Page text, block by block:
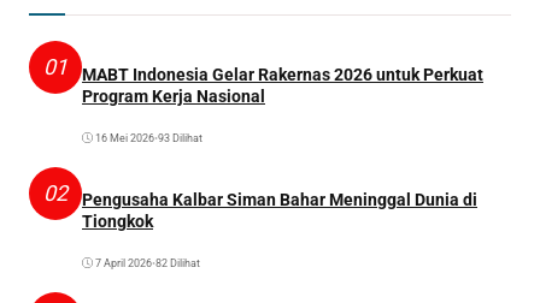
01
MABT Indonesia Gelar Rakernas 2026 untuk Perkuat
Program Kerja Nasional
16 Mei 2026•93 Dilihat
02
Pengusaha Kalbar Siman Bahar Meninggal Dunia di
Tiongkok
7 April 2026•82 Dilihat